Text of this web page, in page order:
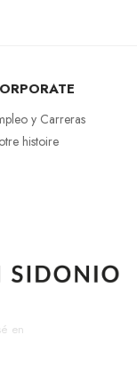
y Carreras
histoire
en